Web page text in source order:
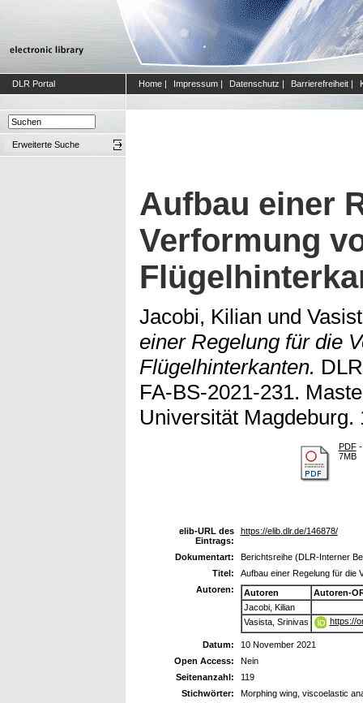
DLR Portal Home | Impressum | Datenschutz | Barrierefreiheit |
Erweiterte Suche
Aufbau einer
Verformung
Jacobi, Kilian und
einer Regelung für die
Flügelhinterkanten.
FA-BS-2021-231.
Universität Magdeburg.
PDF-
7MB
elib-URL des
Eintrags:
https://elib.dlr.de/146878/
Dokumentart:
Berichtsreihe (DLR-Interner
Titel:
Aufbau einer Regelung für die
Autoren:
Autoren
Autoren-
Jacobi, Kilian
Vasista, Srinivas
https://
Datum:
10 November 2021
Open Access:
Nein
Seitenanzahl:
119
Stichwörter:
Morphing wing, viscoelastic